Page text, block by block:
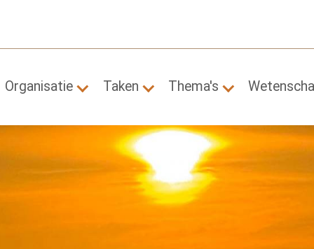
Organisatie
Submenu for "Organisatie"
Taken
Submenu for "Taken"
Thema's
Submenu for